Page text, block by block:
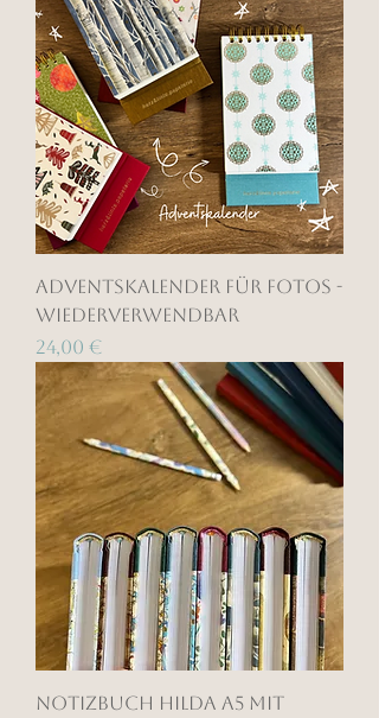
Adventskalender für Fotos -
wiederverwendbar
Preis
24,00 €
Notizbuch Hilda A5 mit